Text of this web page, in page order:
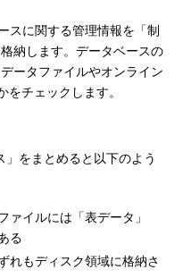
に関する管理情報を「制
納します。データベースの
ータファイルやオンライン
をチェックします。
をまとめると以下のよう
ァイルには「表データ」
る
れもディスク領域に格納さ